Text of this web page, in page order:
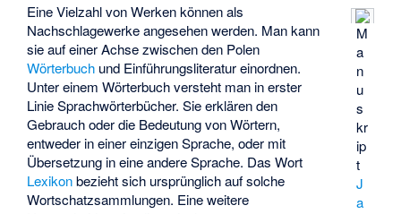
M
a
n
u
s
kr
ip
t
J
a
Eine Vielzahl von Werken können als
Nachschlagewerke angesehen werden. Man kann
sie auf einer Achse zwischen den Polen
Wörterbuch und Einführungsliteratur einordnen.
Unter einem Wörterbuch versteht man in erster
Linie Sprachwörterbücher. Sie erklären den
Gebrauch oder die Bedeutung von Wörtern,
entweder in einer einzigen Sprache, oder mit
Übersetzung in eine andere Sprache. Das Wort
Lexikonbezieht sich ursprünglich auf solche
Wortschatzsammlungen. Eine weitere